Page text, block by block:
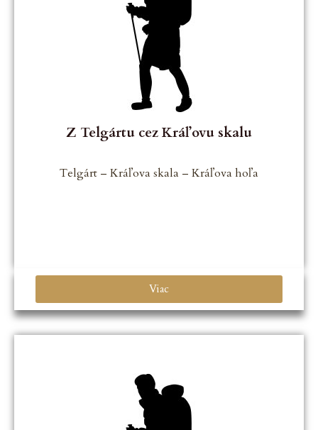
Z Telgártu cez Kráľovu skalu
Telgárt – Kráľova skala – Kráľova hoľa
Viac